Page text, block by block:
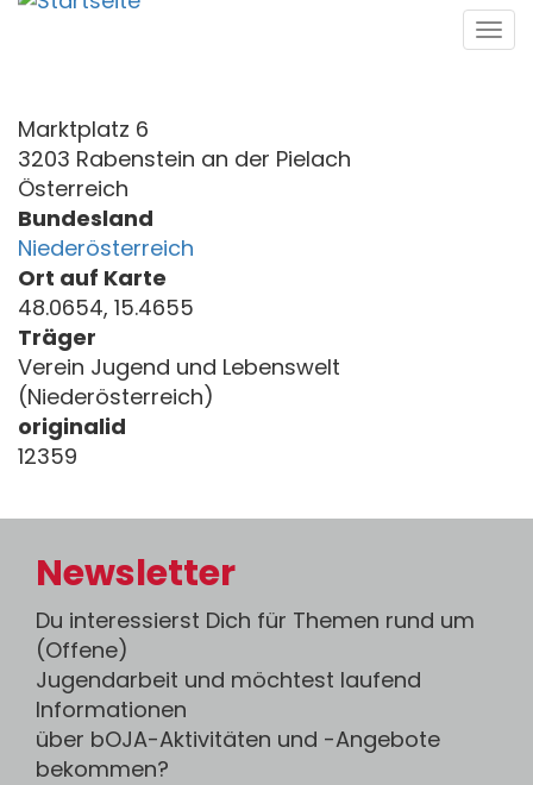
Direkt
Marktplatz 6
3203 Rabenstein an der Pielach
Österreich
Bundesland
Niederösterreich
Ort auf Karte
48.0654, 15.4655
Träger
Verein Jugend und Lebenswelt
(Niederösterreich)
originalid
12359
Newsletter
Du interessierst Dich für Themen rund um
(Offene)
Jugendarbeit und möchtest laufend
Informationen
über bOJA-Aktivitäten und -Angebote
bekommen?